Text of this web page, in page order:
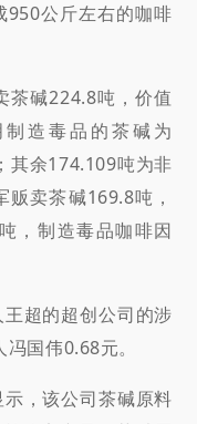
950公斤左右的咖啡
茶碱224.8吨，价值
造毒品的茶碱为
其余174.109吨为非
卖茶碱169.8吨，
，制造毒品咖啡因
超的超创公司的涉
国伟0.68元。
，该公司茶碱原料